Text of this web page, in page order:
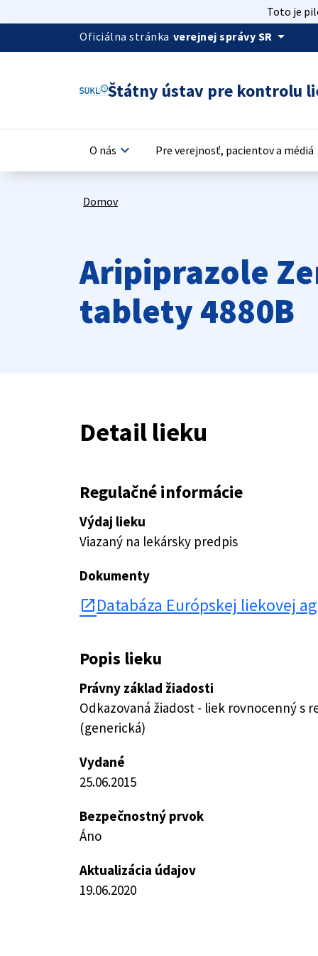
Toto je
Oficiálna stránka verejnej správy SR arrow_drop_down
Štátny ústav pre kontrolu
O nás keyboard_arrow_down Pre verejnosť, pacientov a médiá
Domov
Aripiprazole
tablety 4880B
Detail lieku
Regulačné informácie
Výdaj lieku
Viazaný na lekársky predpis
Dokumenty
open_in_new Databáza Európskej liekovej
Popis lieku
Právny základ žiadosti
Odkazovaná žiadost - liek rovnocenný s
(generická)
Vydané
25.06.2015
Bezpečnostný prvok
Áno
Aktualizácia údajov
19.06.2020